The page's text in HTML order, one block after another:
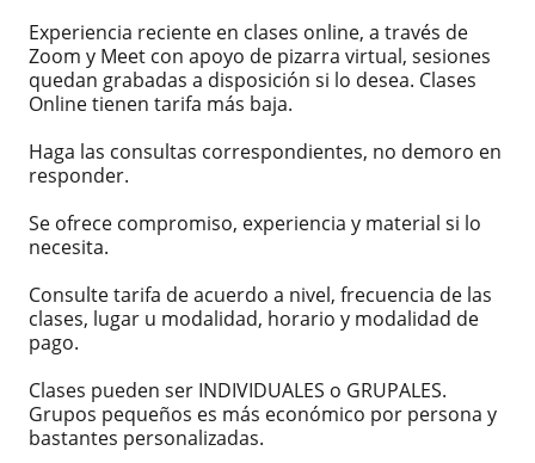
Experiencia reciente en clases online, a través de
Zoom y Meet con apoyo de pizarra virtual, sesiones
quedan grabadas a disposición si lo desea. Clases
Online tienen tarifa más baja.
Haga las consultas correspondientes, no demoro en
responder.
Se ofrece compromiso, experiencia y material si lo
necesita.
Consulte tarifa de acuerdo a nivel, frecuencia de las
clases, lugar u modalidad, horario y modalidad de
pago.
Clases pueden ser INDIVIDUALES o GRUPALES.
Grupos pequeños es más económico por persona y
bastantes personalizadas.